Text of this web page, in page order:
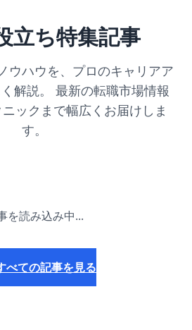
立ち特集記事
ウハウを、プロのキャリアア
解説。 最新の転職市場情報
ックまで幅広くお届けしま
す。
を読み込み中...
べての記事を見る